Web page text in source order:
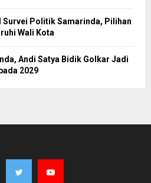
Survei Politik Samarinda, Pilihan
Wali Kota
Andi Satya Bidik Golkar Jadi
2029